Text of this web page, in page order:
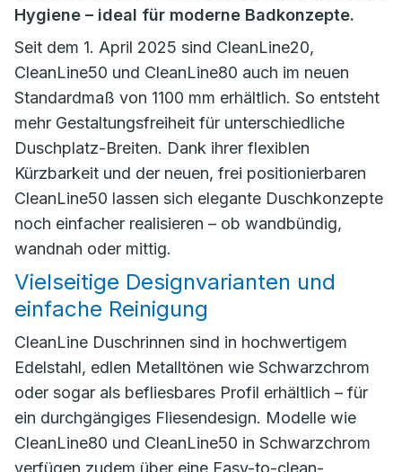
Hygiene – ideal für moderne Badkonzepte.
Seit dem 1. April 2025 sind CleanLine20,
CleanLine50 und CleanLine80 auch im neuen
Standardmaß von 1100 mm erhältlich. So entsteht
mehr Gestaltungsfreiheit für unterschiedliche
Duschplatz-Breiten. Dank ihrer flexiblen
Kürzbarkeit und der neuen, frei positionierbaren
CleanLine50 lassen sich elegante Duschkonzepte
noch einfacher realisieren – ob wandbündig,
wandnah oder mittig.
Vielseitige Designvarianten und
einfache Reinigung
CleanLine Duschrinnen sind in hochwertigem
Edelstahl, edlen Metalltönen wie Schwarzchrom
oder sogar als befliesbares Profil erhältlich – für
ein durchgängiges Fliesendesign. Modelle wie
CleanLine80 und CleanLine50 in Schwarzchrom
verfügen zudem über eine Easy-to-clean-